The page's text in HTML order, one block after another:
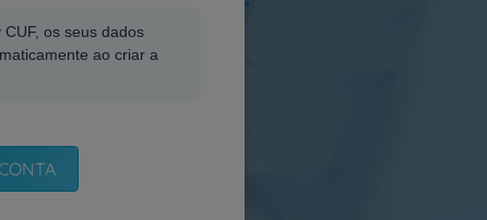
os seus dados
ao criar a